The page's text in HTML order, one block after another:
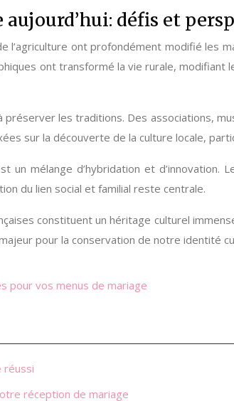
défis et
l’agriculture ont profondément modifié les
ont transformé la vie rurale,
préserver les traditions. Des associations,
sur la découverte de la culture locale,
un mélange d’hybridation et d’innovation.
du lien social et familial reste centrale.
constituent un héritage culturel
pour la conservation de notre identité
pour vos menus de mariage
réussi
réception de mariage